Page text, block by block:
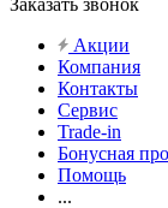
Заказать звонок
Акции
Компания
Контакты
Сервис
Trade-in
Бонусная
Помощь
...